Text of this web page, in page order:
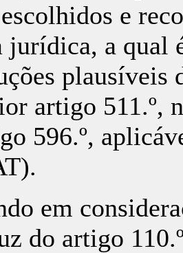
e
a qual
plausíveis
artigo 511.º,
596.º,
em
do artigo